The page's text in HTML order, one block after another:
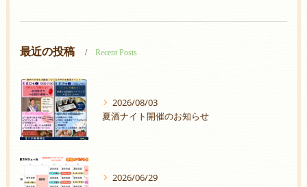
最近の投稿 Recent Posts
2026/08/03
夏酒ナイト開催のお知らせ
2026/06/29